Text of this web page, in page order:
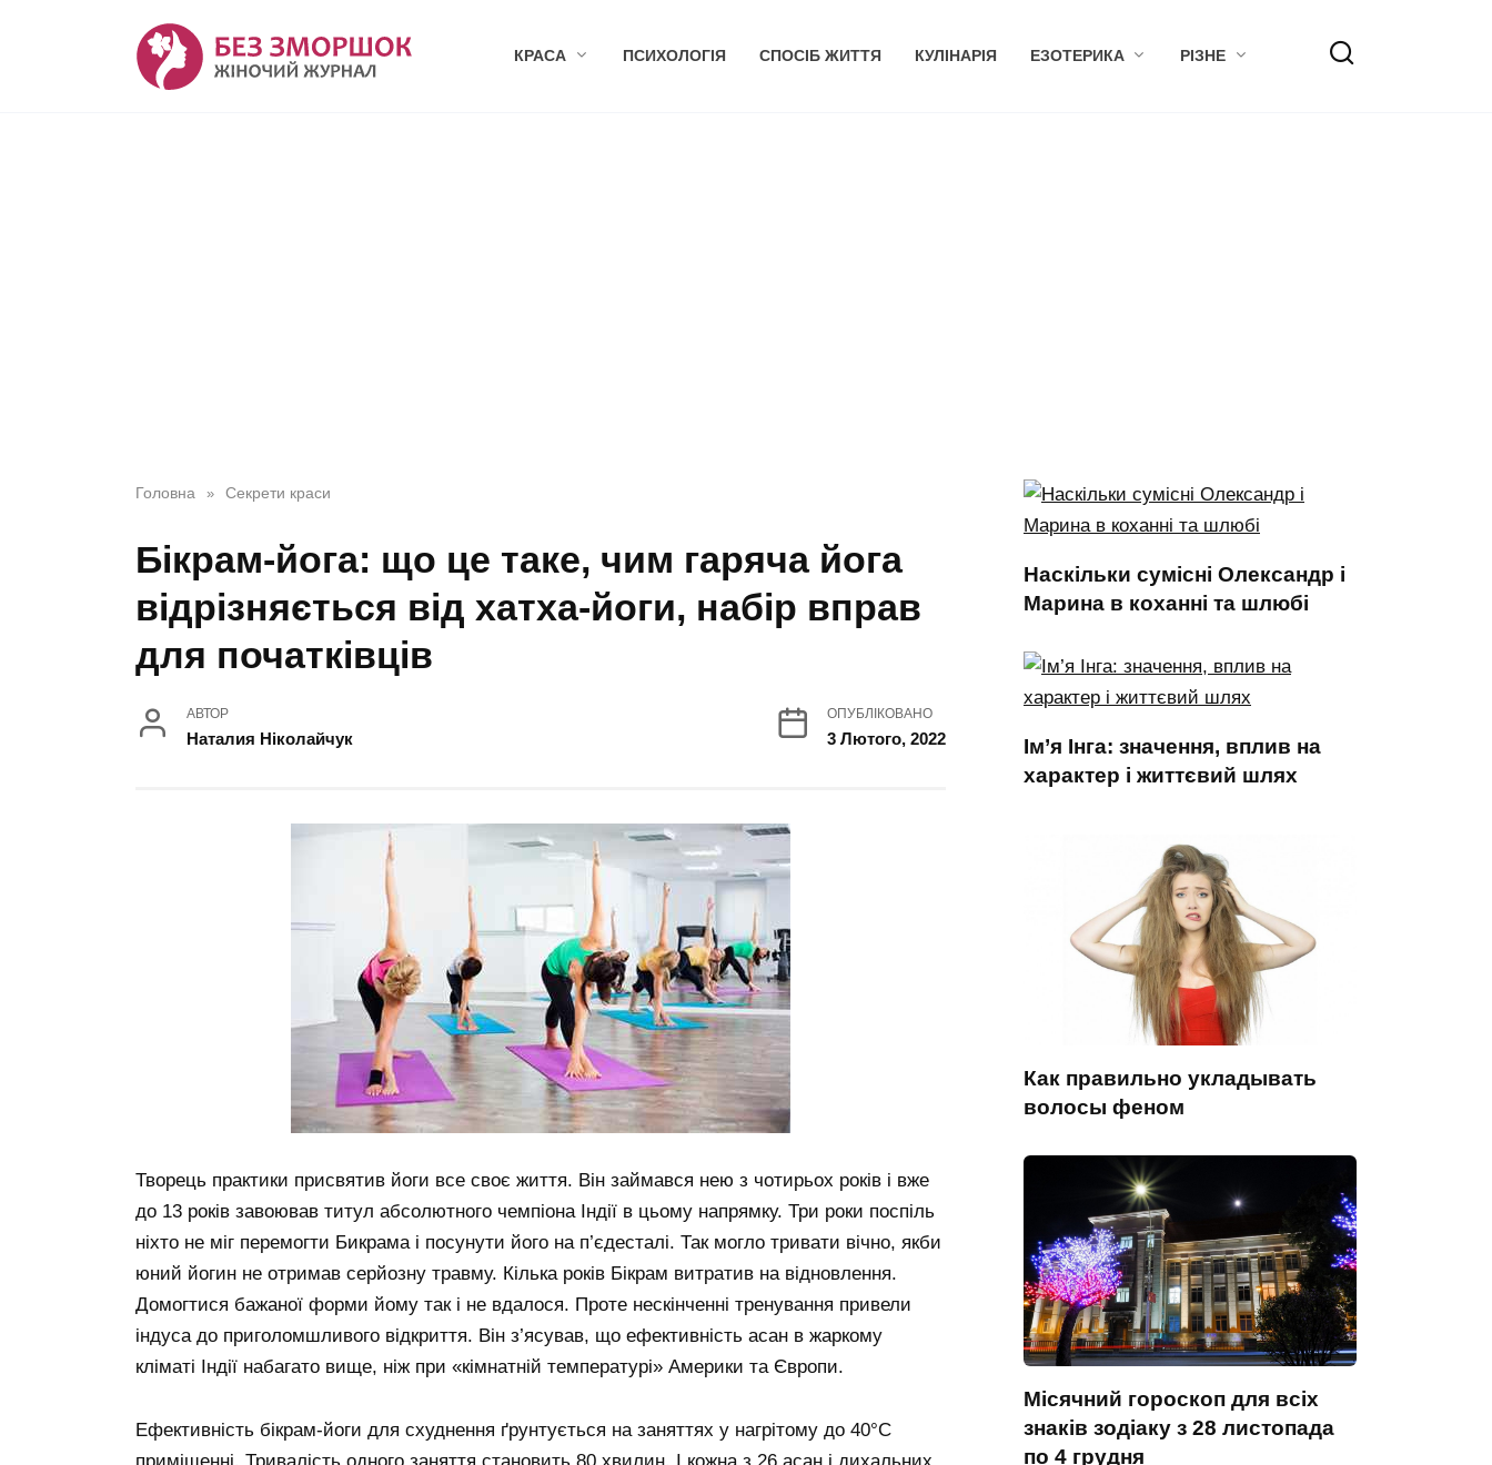
КРАСА ПСИХОЛОГІЯ СПОСІБ ЖИТТЯ КУЛІНАРІЯ ЕЗОТЕРИКА РІЗНЕ
Головна » Секрети краси
Бікрам-йога: що це таке, чим гаряча йога
відрізняється від хатха-йоги, набір вправ
для початківців
АВТОР
Наталия Ніколайчук
ОПУБЛІКОВАНО
3 Лютого, 2022
Творець практики присвятив йоги все своє життя. Він займався нею з чотирьох років і вже
до 13 років завоював титул абсолютного чемпіона Індії в цьому напрямку. Три роки поспіль
ніхто не міг перемогти Бикрама і посунути його на п’єдесталі. Так могло тривати вічно, якби
юний йогин не отримав серйозну травму. Кілька років Бікрам витратив на відновлення.
Домогтися бажаної форми йому так і не вдалося. Проте нескінченні тренування привели
індуса до приголомшливого відкриття. Він з’ясував, що ефективність асан в жаркому
кліматі Індії набагато вище, ніж при «кімнатній температурі» Америки та Європи.
Ефективність бікрам-йоги для схуднення ґрунтується на заняттях у нагрітому до 40°C
Наскільки сумісні Олександр і
Марина в коханні та шлюбі
Ім’я Інга: значення, вплив на
характер і життєвий шлях
Как правильно укладывать
волосы феном
Місячний гороскоп для всіх
знаків зодіаку з 28 листопада
по 4 грудня